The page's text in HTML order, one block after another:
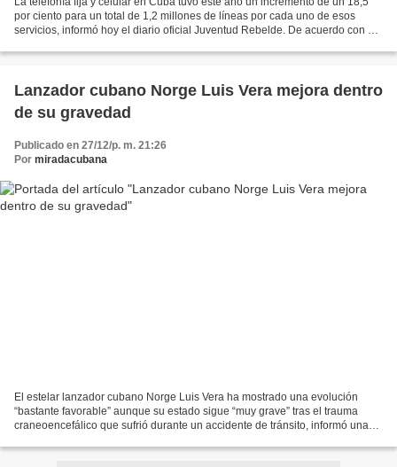
por ciento para un total de 1,2 millones de líneas por cada uno de esos
servicios, informó hoy el diario oficial Juventud Rebelde. De acuerdo con el
Lanzador cubano Norge Luis Vera mejora dentro
de su gravedad
Publicado en 27/12/p. m. 21:26
Por miradacubana
El estelar lanzador cubano Norge Luis Vera ha mostrado una evolución
“bastante favorable” aunque su estado sigue “muy grave” tras el trauma
craneoencefálico que sufrió durante un accidente de tránsito, informó una